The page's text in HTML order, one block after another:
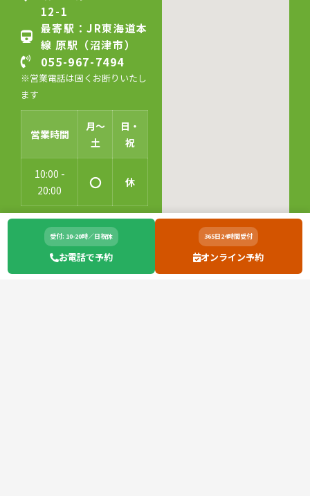
受付: 10-20時／日祝休
お電話で予約
365日24時間受付
オンライン予約
12-1
最寄駅：JR東海道本
線 原駅（沼津市）
055-967-7494
※営業電話は固くお断りいたし
ます
営業時間
月〜
土
日・
祝
10:00 -
20:00
〇 休